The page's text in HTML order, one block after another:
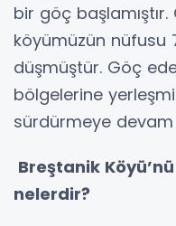
bir göç
köyümüzün nüfusu
düşmüştür. Göç
bölgelerine
sürdürmeye
Breştanik
nelerdir?